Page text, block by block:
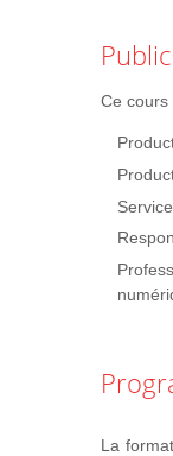
Public
Ce cours
La